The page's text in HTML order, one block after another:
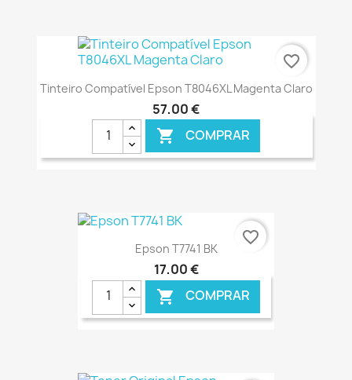
€ ONLINE
Tinteiro Compatível Epson T8046XL Magenta Claro
57,00 €
 COMPRAR
favorite_border
Epson T7741 BK
17,00 €
 COMPRAR
favorite_border